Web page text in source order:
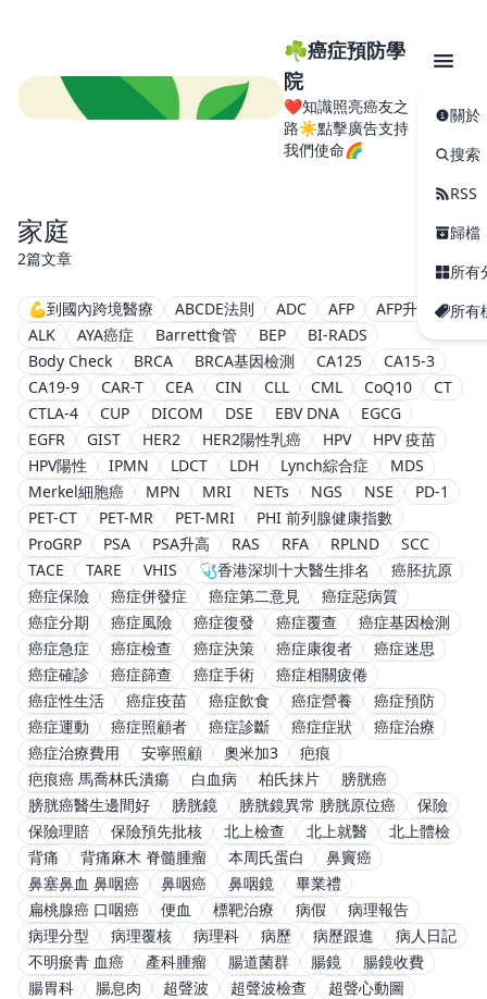
☘️癌症預防學
院
❤️知識照亮癌友之
路☀️點擊廣告支持
我們使命🌈
關於
搜索
RSS
歸檔
所有
所有
家庭
2篇文章
💪到國內跨境醫療 ABCDE法則 ADC AFP
AFP升高
ALK
AYA癌症 Barrett食管 BEP
BI-RADS
Body Check
BRCA BRCA基因檢測 CA125
CA15-3
CA19-9
CAR-T CEA CIN CLL CML CoQ10
CT
CTLA-4
CUP DICOM DSE EBV DNA
EGCG
EGFR
GIST HER2 HER2陽性乳癌 HPV
HPV 疫苗
HPV陽性
IPMN LDCT LDH Lynch綜合症
MDS
Merkel細胞癌
MPN MRI NETs NGS NSE
PD-1
PET-CT
PET-MR PET-MRI
PHI 前列腺健康指數
ProGRP
PSA PSA升高 RAS RFA RPLND
SCC
TACE
TARE VHIS 🩺香港深圳十大醫生排名
癌胚抗原
癌症保險
癌症併發症 癌症第二意見
癌症惡病質
癌症分期
癌症風險 癌症復發 癌症覆查
癌症基因檢測
癌症急症
癌症檢查 癌症決策 癌症康復者
癌症迷思
癌症確診
癌症篩查 癌症手術
癌症相關疲倦
癌症性生活
癌症疫苗 癌症飲食 癌症營養
癌症預防
癌症運動
癌症照顧者 癌症診斷 癌症症狀
癌症治療
癌症治療費用
安寧照顧 奧米加3
疤痕
疤痕癌 馬喬林氏潰瘍
白血病 柏氏抹片
膀胱癌
膀胱癌醫生邊間好
膀胱鏡 膀胱鏡異常 膀胱原位癌
保險
保險理賠
保險預先批核 北上檢查 北上就醫
北上體檢
背痛
背痛麻木 脊髓腫瘤 本周氏蛋白
鼻竇癌
鼻塞鼻血 鼻咽癌
鼻咽癌 鼻咽鏡
畢業禮
扁桃腺癌 口咽癌
便血 標靶治療 病假
病理報告
病理分型
病理覆核 病理科 病歷 病歷跟進
病人日記
不明瘀青 血癌
產科腫瘤 腸道菌群 腸鏡
腸鏡收費
腸胃科
腸息肉 超聲波 超聲波檢查
超聲心動圖